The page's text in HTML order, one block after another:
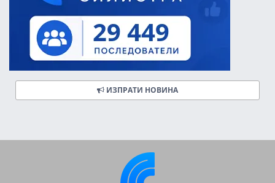
ИЗПРАТИ НОВИНА